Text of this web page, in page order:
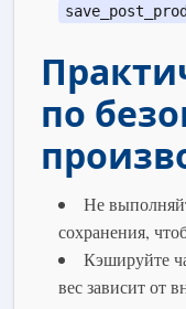
по
Не
сохранения,
Кэшируйте
вес зависит от